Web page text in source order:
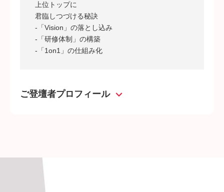
上位トップに
君臨しつづける秘訣
-「Vision」の落とし込み
-「研修体制」の構築
-「1on1」の仕組み化
ご登壇者プロフィール